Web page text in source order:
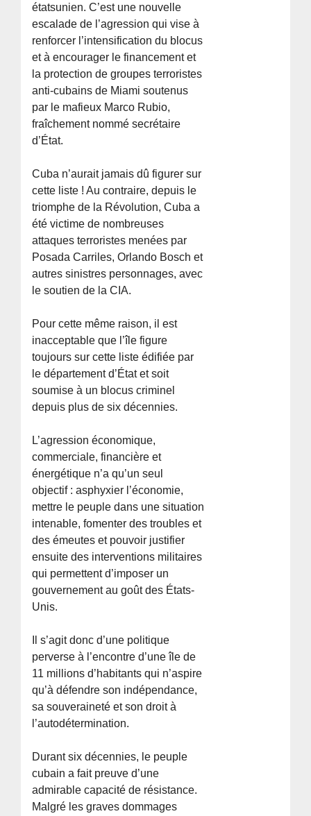
étatsunien. C’est une nouvelle
escalade de l’agression qui vise à
renforcer l’intensification du blocus
et à encourager le financement et
la protection de groupes terroristes
anti-cubains de Miami soutenus
par le mafieux Marco Rubio,
fraîchement nommé secrétaire
d’État.
Cuba n’aurait jamais dû figurer sur
cette liste ! Au contraire, depuis le
triomphe de la Révolution, Cuba a
été victime de nombreuses
attaques terroristes menées par
Posada Carriles, Orlando Bosch et
autres sinistres personnages, avec
le soutien de la CIA.
Pour cette même raison, il est
inacceptable que l’île figure
toujours sur cette liste édifiée par
le département d’État et soit
soumise à un blocus criminel
depuis plus de six décennies.
L’agression économique,
commerciale, financière et
énergétique n’a qu’un seul
objectif : asphyxier l’économie,
mettre le peuple dans une situation
intenable, fomenter des troubles et
des émeutes et pouvoir justifier
ensuite des interventions militaires
qui permettent d’imposer un
gouvernement au goût des États-
Unis.
Il s’agit donc d’une politique
perverse à l’encontre d’une île de
11 millions d’habitants qui n’aspire
qu’à défendre son indépendance,
sa souveraineté et son droit à
l’autodétermination.
Durant six décennies, le peuple
cubain a fait preuve d’une
admirable capacité de résistance.
Malgré les graves dommages